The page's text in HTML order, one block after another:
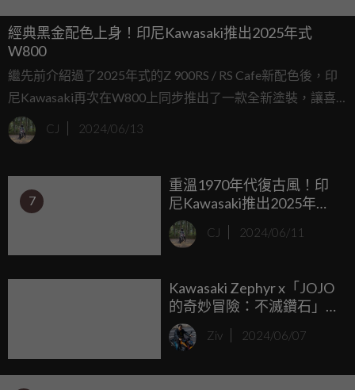
經典黑金配色上身！印尼Kawasaki推出2025年式
W800
繼先前介紹過了2025年式的Z 900RS / RS Cafe新配色後，印
尼Kawasaki再次在W800上同步推出了一款全新塗裝，讓喜
歡鋼絲框和更加簡約復古外觀的消費者們的另一種選擇。廢
話不多說，趕快讓我們這款全新配色！
CJ 2024/06/13
7
重溫1970年代復古風！印
尼Kawasaki推出2025年式
Z 900RS / Z 900RS Caf
CJ 2024/06/11
Kawasaki Zephyr x「JOJO
的奇妙冒險：不滅鑽石」
聯名 T-Shirts 強勢登陸
Kawasaki Plaza！
Ziv 2024/06/07